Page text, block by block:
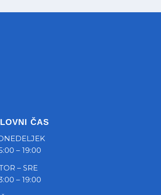
ČAS
– 19:00
– SRE
– 19:00